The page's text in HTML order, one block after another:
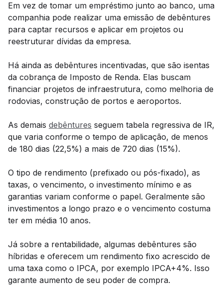
Em vez de tomar um empréstimo junto ao banco, uma
companhia pode realizar uma emissão de debêntures
para captar recursos e aplicar em projetos ou
reestruturar dívidas da empresa.
Há ainda as debêntures incentivadas, que são isentas
da cobrança de Imposto de Renda. Elas buscam
financiar projetos de infraestrutura, como melhoria de
rodovias, construção de portos e aeroportos.
As demais debêntures seguem tabela regressiva de IR,
que varia conforme o tempo de aplicação, de menos
de 180 dias (22,5%) a mais de 720 dias (15%).
O tipo de rendimento (prefixado ou pós-fixado), as
taxas, o vencimento, o investimento mínimo e as
garantias variam conforme o papel. Geralmente são
investimentos a longo prazo e o vencimento costuma
ter em média 10 anos.
Já sobre a rentabilidade, algumas debêntures são
híbridas e oferecem um rendimento fixo acrescido de
uma taxa como o IPCA, por exemplo IPCA+4%. Isso
garante aumento de seu poder de compra.